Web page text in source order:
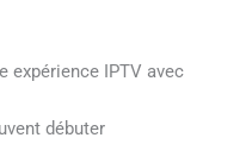
expérience IPTV avec
débuter